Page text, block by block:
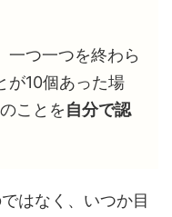
一つ一つを終わら
が10個あった場
ことを自分で認
はなく、いつか目